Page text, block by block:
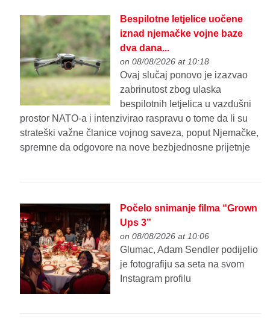
Bespilotne letjelice uočene
iznad njemačke vojne baze
dva dana...
on 08/08/2026 at 10:18
Ovaj slučaj ponovo je izazvao
zabrinutost zbog ulaska
bespilotnih letjelica u vazdušni
prostor NATO-a i intenzivirao raspravu o tome da li su
strateški važne članice vojnog saveza, poput Njemačke,
spremne da odgovore na nove bezbjednosne prijetnje
Počelo snimanje filma “Grown
Ups 3”
on 08/08/2026 at 10:06
Glumac, Adam Sendler podijelio
je fotografiju sa seta na svom
Instagram profilu